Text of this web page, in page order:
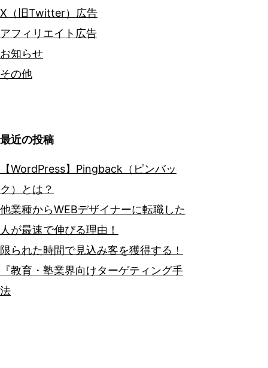
X（旧Twitter）広告
アフィリエイト広告
お知らせ
その他
最近の投稿
【WordPress】Pingback（ピンバッ
ク）とは？
他業種からWEBデザイナーに転職した
人が最速で伸びる理由！
限られた時間で見込み客を獲得する！
『教育・塾業界向けターゲティング手
法